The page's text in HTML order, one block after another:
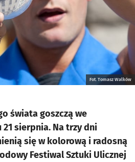
Fot. Tomasz Walków
świata goszczą we
sierpnia. Na trzy dni
się w kolorową i radosną
Festiwal Sztuki Ulicznej